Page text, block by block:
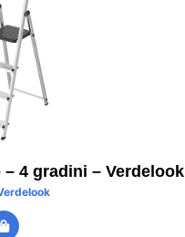
4 gradini – Verdelook